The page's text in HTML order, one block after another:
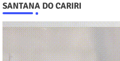
SANTANA DO CARIRI